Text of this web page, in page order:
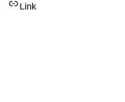
Link